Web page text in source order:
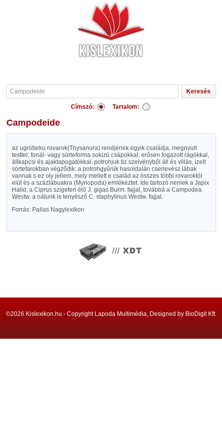
Címszó: Tartalom:
Campodeide
az ugrófarku rovarok(Thysanura) rendjének egyik családja, megnyult
testtel, fonál- vagy sörteforma sokizü csápokkal, erősen fogazott rágókkal,
állkapcsi és ajaktapogatókkal. potrohjuk tiz szelvényből áll és villás, izelt
sörtefarokban végződik; a potrohgyűrük hasoldalán csenevész lábak
vannak s ez oly jellem, mely mellett e család az összes többi rovaroktól
elüt és a százlábuakra (Myriopoda) emlékeztet. Ide tartozó nemek a Japix
Halid, a Ciprus szigeten élő J. gigas Burm. fajjal, továbbá a Campodea
Westw. a nálunk is tenyésző C. staphylinus Westw. fajjal.
Forrás: Pallas Nagylexikon
©2026 Kislexikon.hu - Copyright Lapoda Multimédia, Designed by BioDigit Kft.